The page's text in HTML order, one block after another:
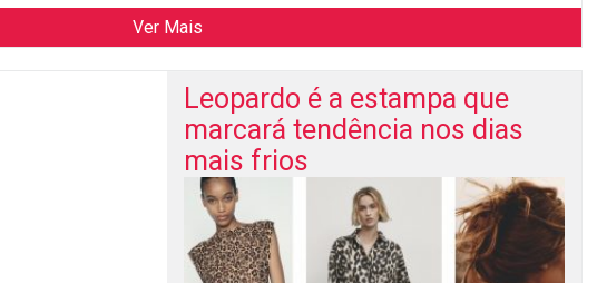
Ver Mais
Leopardo é a estampa que
marcará tendência nos dias
mais frios